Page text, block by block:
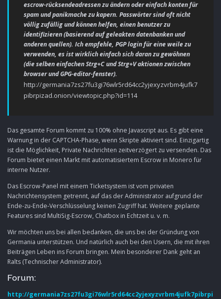
escrow-rücksendeadressen zu ändern oder einfach konten für
spam und panikmache zu kapern. Passwörter sind oft nicht
völlig zufällig und können helfen, einen benutzer zu
identifizieren (basierend auf geleakten datenbanken und
anderen quellen). Ich empfehle, PGP login für eine weile zu
verwenden, es ist wirklich einfach sich daran zu gewöhnen
(die selben einfachen Strg+C und Strg+V aktionen zwischen
browser und GPG-editor-fenster).
http://germania7zs27fu3gi76wlr5rd64cc2yjexyzvrbm4jufk7
pibrpizad.onion/viewtopic.php?id=114
Das gesamte Forum kommt zu 100% ohne Javascript aus. Es gibt eine
Warnung in der CAPTCHA-Phase, wenn Skripte aktiviert sind. Einzigartig
ist die Möglichkeit, Private Nachrichten zeitverzögert zu versenden. Das
Forum bietet einen Markt mit automatisiertem Escrow in Monero für
interne Nutzer.
Das Escrow-Panel mit einem Ticketsystem ist vom privaten
Nachrichtensystem getrennt, auf das der Administrator aufgrund der
Ende-zu-Ende-Verschlüsselung keinen Zugriff hat. Weitere geplante
Features sind MultiSig-Escrow, Chatbox in Echtzeit u. v. m.
Wir möchten uns bei allen bedanken, die uns bei der Gründung von
Germania unterstützen. Und natürlich auch bei den Usern, die mit ihren
Beiträgen Leben ins Forum bringen. Mein besonderer Dank geht an
Ralts (Technischer Administrator).
Forum:
http://germania7zs27fu3gi76wlr5rd64cc2yjexyzvrbm4jufk7pibrpi